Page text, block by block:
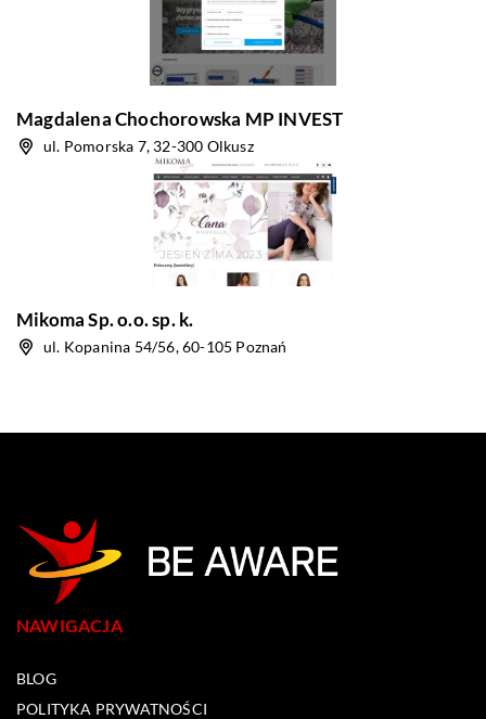
Magdalena Chochorowska MP INVEST
ul. Pomorska 7, 32-300 Olkusz
Mikoma Sp. o.o. sp. k.
ul. Kopanina 54/56, 60-105 Poznań
NAWIGACJA
BLOG
POLITYKA PRYWATNOŚCI